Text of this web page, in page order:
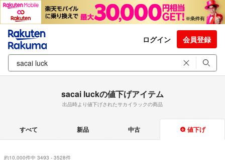
ログイン 会員登録
sacai luckの値下げアイテム
出品時より値下げされたサカイラックの商品
すべて 新品 中古 値下げ
約10,000件中 3493 - 3528件